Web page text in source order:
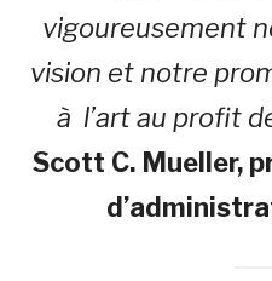
vigoureusement
vision et notre
à l’art au profit
Scott C. Mueller,